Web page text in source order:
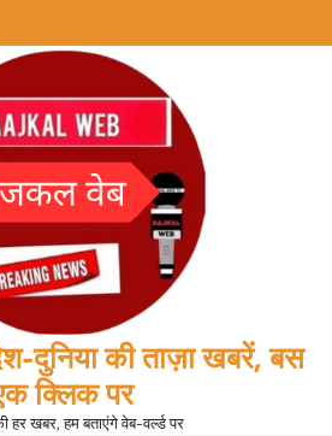
दुनिया की ताज़ा खबरें, बस
क्लिक पर
खबर, हम बताएंगे वेब-वर्ल्ड पर